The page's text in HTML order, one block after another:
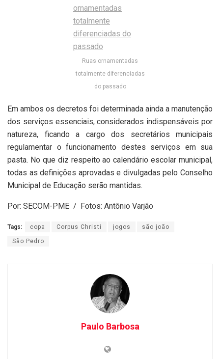
Ruas ornamentadas
totalmente diferenciadas
do passado
Em ambos os decretos foi determinada ainda a manutenção
dos serviços essenciais, considerados indispensáveis por
natureza, ficando a cargo dos secretários municipais
regulamentar o funcionamento destes serviços em sua
pasta. No que diz respeito ao calendário escolar municipal,
todas as definições aprovadas e divulgadas pelo Conselho
Municipal de Educação serão mantidas.
Por: SECOM-PME / Fotos: Antônio Varjão
Tags: copa Corpus Christi jogos são joão
São Pedro
Paulo Barbosa